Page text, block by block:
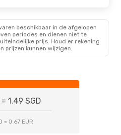
beschikbaar in de afgelopen
periodes en dienen niet te
prijs. Houd er rekening
prijzen kunnen wijzigen.
= 1.49 SGD
= 0.67 EUR